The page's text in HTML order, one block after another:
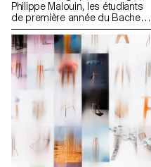
Philippe Malouin, les étudiants
de première année du Bachelor
en Design Industriel ont conçu
et réalisé des soliflores, chacun
destiné à accueillir une fleur
unique de leur choix.